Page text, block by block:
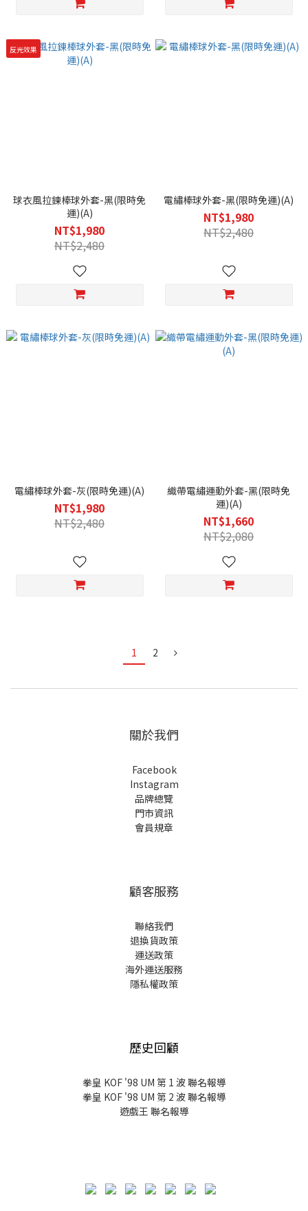
反光效果
球衣風拉鍊棒球外套-黑(限時免
運)(A)
NT$1,980
NT$2,480
電繡棒球外套-黑(限時免運)(A)
NT$1,980
NT$2,480
電繡棒球外套-灰(限時免運)(A)
NT$1,980
NT$2,480
織帶電繡運動外套-黑(限時免
運)(A)
NT$1,660
NT$2,080
1 2
關於我們
Facebook
Instagram
品牌總覽
門市資訊
會員規章
顧客服務
聯絡我們
退換貨政策
運送政策
海外運送服務
隱私權政策
歷史回顧
拳皇 KOF '98 UM 第 1 波 聯名報導
拳皇 KOF '98 UM 第 2 波 聯名報導
遊戲王 聯名報導